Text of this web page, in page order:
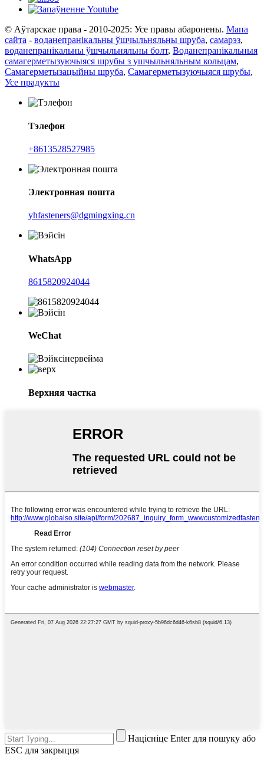
© Аўтарскае права - 2010-2025: Усе правы абаронены. Мапа
сайта - воданепранікальны ўшчыльняльны шруба, самарэз,
воданепранікальны ўшчыльняльны болт, Воданепранікальныя
самагерметызуючыяся шрубы з ушчыльняльным кольцам,
Самагерметызацыйны шруба, Самагерметызуючыяся шрубы,
Усе прадукты
Тэлефон
+8613528527985
Электронная пошта
yhfasteners@dgmingxing.cn
WhatsApp
8615820924044
WeChat
Верхняя частка
Націсніце Enter для пошуку або
ESC для закрыцця